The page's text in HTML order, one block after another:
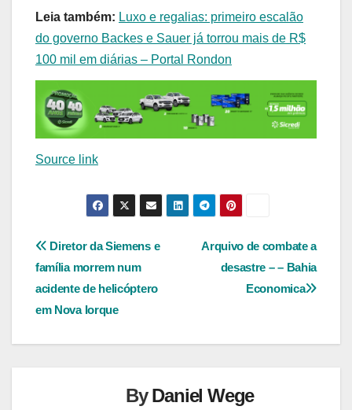
Leia também: Luxo e regalias: primeiro escalão
do governo Backes e Sauer já torrou mais de R$
100 mil em diárias – Portal Rondon
Source link
Navegação
de
Post
Arquivo de combate a
desastre – – Bahia
Economica
Diretor da Siemens e
família morrem num
acidente de helicóptero
em Nova Iorque
ByDaniel Wege